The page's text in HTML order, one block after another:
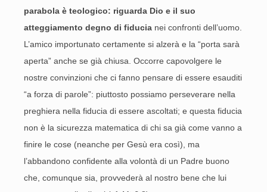
parabola è teologico: riguarda Dio e il suo
atteggiamento degno di fiducia nei confronti dell’uomo.
L’amico importunato certamente si alzerà e la “porta sarà
aperta” anche se già chiusa. Occorre capovolgere le
nostre convinzioni che ci fanno pensare di essere esauditi
“a forza di parole”: piuttosto possiamo perseverare nella
preghiera nella fiducia di essere ascoltati; e questa fiducia
non è la sicurezza matematica di chi sa già come vanno a
finire le cose (neanche per Gesù era così), ma
l’abbandono confidente alla volontà di un Padre buono
che, comunque sia, provvederà al nostro bene che lui